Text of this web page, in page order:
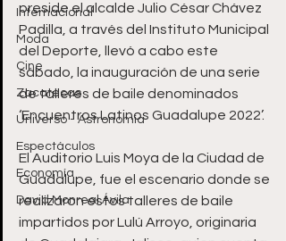
Internacional
Moda
Cine
Zacatecas
Universo - Astronomía
Espectáculos
Economía
David Monreal Ávila
preside el alcalde Julio César Chávez
Padilla, a través del Instituto Municipal
del Deporte, llevó a cabo este
sábado, la inauguración de una serie
de talleres de baile denominados
‘Encuentros Latinos Guadalupe 2022’.
El Auditorio Luis Moya de la Ciudad de
Guadalupe, fue el escenario donde se
realizaron estos talleres de baile
impartidos por Lulú Arroyo, originaria